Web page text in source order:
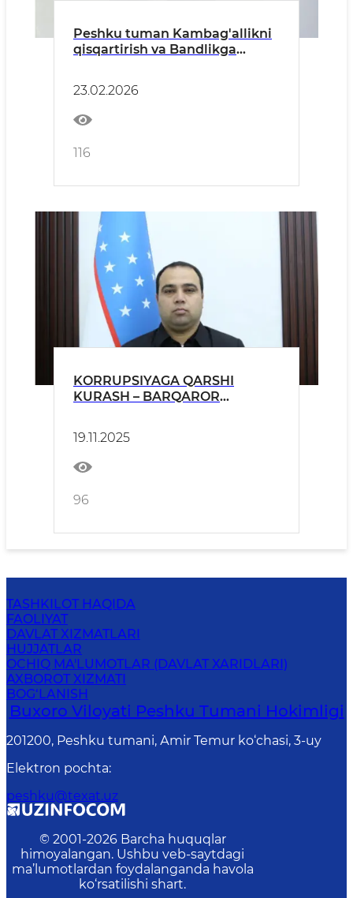
Peshku tuman Kambag'allikni
qisqartirish va Bandlikga
joylashtirish shu’ba mudiri
Ne’matov Muxriddin
Muhiddinovich
23.02.2026
116
KORRUPSIYAGA QARSHI
KURASH – BARQAROR
19.11.2025
96
TASHKILOT HAQIDA
FAOLIYAT
DAVLAT XIZMATLARI
HUJJATLAR
OCHIQ MA'LUMOTLAR (DAVLAT XARIDLARI)
AXBOROT XIZMATI
BOG‘LANISH
Buxoro Viloyati Peshku Tumani Hokimligi
201200, Peshku tumani, Аmir Temur ko‘chasi, 3-uy
Elektron pochta:
peshku@texat.uz
© 2001-2026 Barcha huquqlar
himoyalangan. Ushbu veb-saytdagi
ma’lumotlardan foydalanganda havola
ko‘rsatilishi shart.